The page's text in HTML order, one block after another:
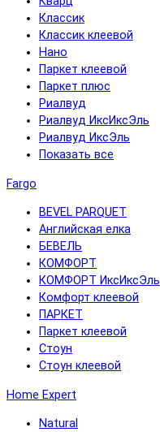
Классик
Классик клеевой
Нано
Паркет клеевой
Паркет плюс
Риалвуд
Риалвуд ИксИксЭль
Риалвуд ИксЭль
Показать все
Fargo
BEVEL PARQUET
Английская елка
БЕВЕЛЬ
КОМФОРТ
КОМФОРТ ИксИксЭль
Комфорт клеевой
ПАРКЕТ
Паркет клеевой
Стоун
Стоун клеевой
Home Expert
Natural